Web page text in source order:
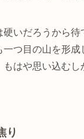
いだろうから待
一つ目の山を形
もはや思い込むし
り